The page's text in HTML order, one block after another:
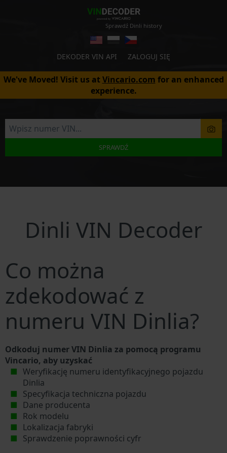
Sprawdź Dinli history
DEKODER VIN API ZALOGUJ SIĘ
We've Moved! Visit us atVincario.com for an enhanced
experience.
SPRAWDŹ
Dinli VIN Decoder
Co można
zdekodować z
numeru VIN Dinlia?
Odkoduj numer VIN Dinlia za pomocą programu
Vincario, aby uzyskać
Weryfikację numeru identyfikacyjnego pojazdu
Dinlia
Specyfikacja techniczna pojazdu
Dane producenta
Rok modelu
Lokalizacja fabryki
Sprawdzenie poprawności cyfr